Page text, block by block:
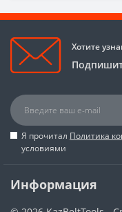
Хотите
Я прочитал Политика
условиями
Информация